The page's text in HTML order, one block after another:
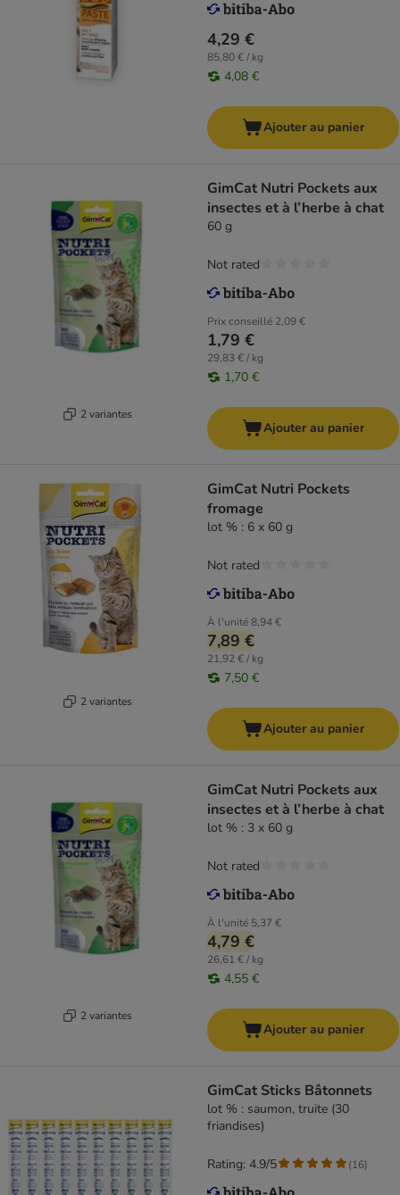
4,29 €
85,80 € / kg
4,08 €
Ajouter au panier
2 variantes
GimCat Nutri Pockets aux
insectes et à l’herbe à chat
60 g
Prix conseillé 2,09 €
1,79 €
29,83 € / kg
1,70 €
Not rated
Ajouter au panier
2 variantes
GimCat Nutri Pockets
fromage
lot % : 6 x 60 g
À l'unité8,94 €
7,89 €
21,92 € / kg
7,50 €
Not rated
Ajouter au panier
2 variantes
GimCat Nutri Pockets aux
insectes et à l’herbe à chat
lot % : 3 x 60 g
À l'unité 5,37 €
4,79 €
26,61 € / kg
4,55 €
Not rated
Ajouter au panier
GimCat Sticks Bâtonnets
lot % : saumon, truite (30
friandises)
Rating: 4.9/5 (16)